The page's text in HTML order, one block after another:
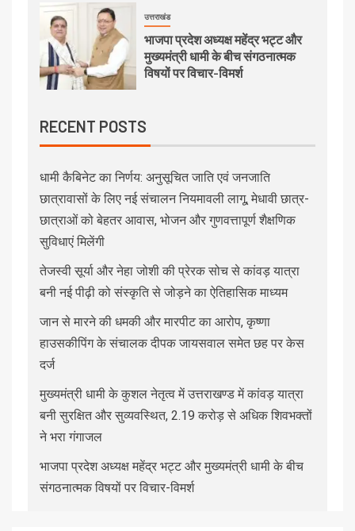
उत्तराखंड
भाजपा प्रदेश अध्यक्ष महेंद्र भट्ट और
मुख्यमंत्री धामी के बीच संगठनात्मक
विषयों पर विचार-विमर्श
RECENT POSTS
धामी कैबिनेट का निर्णय: अनुसूचित जाति एवं जनजाति
छात्रावासों के लिए नई संचालन नियमावली लागू, मेधावी छात्र-
छात्राओं को बेहतर आवास, भोजन और गुणवत्तापूर्ण शैक्षणिक
सुविधाएं मिलेंगी
तेजस्वी सूर्या और नेहा जोशी की प्रेरक सोच से कांवड़ यात्रा
बनी नई पीढ़ी को संस्कृति से जोड़ने का ऐतिहासिक माध्यम
जान से मारने की धमकी और मारपीट का आरोप, कृष्णा
हाउसकीपिंग के संचालक दीपक जायसवाल समेत छह पर केस
दर्ज
मुख्यमंत्री धामी के कुशल नेतृत्व में उत्तराखण्ड में कांवड़ यात्रा
बनी सुरक्षित और सुव्यवस्थित, 2.19 करोड़ से अधिक शिवभक्तों
ने भरा गंगाजल
भाजपा प्रदेश अध्यक्ष महेंद्र भट्ट और मुख्यमंत्री धामी के बीच
संगठनात्मक विषयों पर विचार-विमर्श